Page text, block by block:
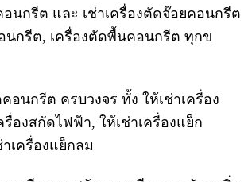
อนกรีต และ เช่าเครื่องตัดจ๊อยคอนกรีต
นกรีต, เครื่องตัดพื้นคอนกรีต ทุกข
อนกรีต ครบวงจร ทั้ง ให้เช่าเครื่อง
รื่องสกัดไฟฟ้า, ให้เช่าเครื่องแย็ก
เครื่องแย็กลม